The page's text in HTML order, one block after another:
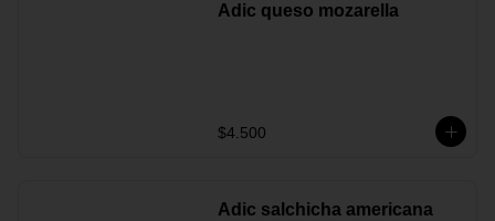
Adic queso mozarella
$4.500
Adic salchicha americana